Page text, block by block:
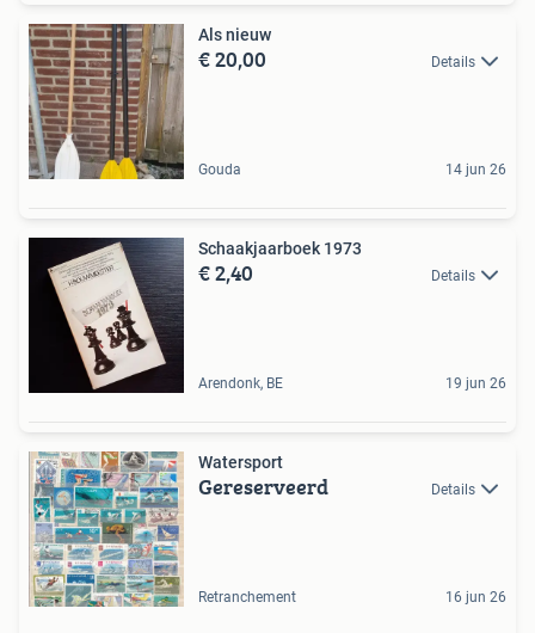
Als nieuw
€ 20,00 Details
Gouda 14 jun 26
Schaakjaarboek 1973
€ 2,40 Details
Arendonk, BE 19 jun 26
Watersport
Gereserveerd Details
Retranchement 16 jun 26